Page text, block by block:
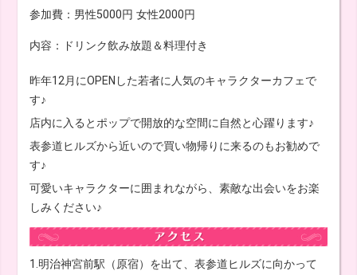
参加費：男性5000円 女性2000円
内容：ドリンク飲み放題＆料理付き
昨年12月にOPENした若者に人気のキャラクターカフェで
す♪
店内に入るとポップで開放的な空間に自然と心躍ります♪
表参道ヒルズから近いので買い物帰りに来るのもお勧めで
す♪
可愛いキャラクターに囲まれながら、素敵な出会いをお楽
しみください♪
1.明治神宮前駅（原宿）を出て、表参道ヒルズに向かって